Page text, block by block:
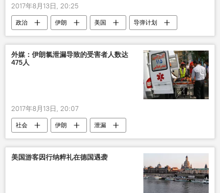
2017年8月13日, 20:25
政治 伊朗 美国 导弹计划
外媒：伊朗氯泄漏导致的受害者人数达
475人
2017年8月13日, 20:07
社会 伊朗 泄漏
美国游客因行纳粹礼在德国遇袭